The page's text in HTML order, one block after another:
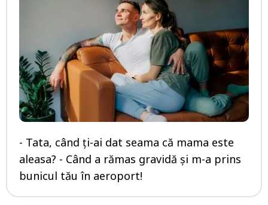
- Tata, când ți-ai dat seama că mama este
aleasa? - Când a rămas gravidă și m-a prins
bunicul tău în aeroport!